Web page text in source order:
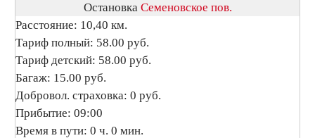
Остановка Семеновское пов.
Расстояние: 10,40 км.
Тариф полный: 58.00 руб.
Тариф детский: 58.00 руб.
Багаж: 15.00 руб.
Добровол. страховка: 0 руб.
Прибытие: 09:00
Время в пути: 0 ч. 0 мин.